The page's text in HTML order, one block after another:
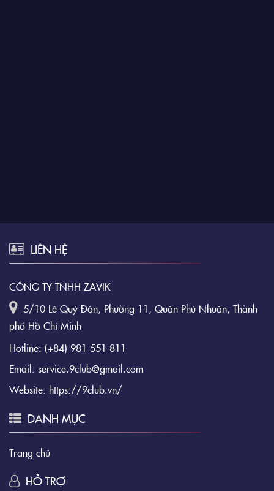
LIÊN HỆ
CÔNG TY TNHH ZAVIK
5/10 Lê Quý Đôn, Phường 11, Quận Phú Nhuận, Thành
phố Hồ Chí Minh
Hotline: (+84) 981 551 811
Email: service.9club@gmail.com
Website: https://9club.vn/
DANH MỤC
Trang chủ
HỖ TRỢ